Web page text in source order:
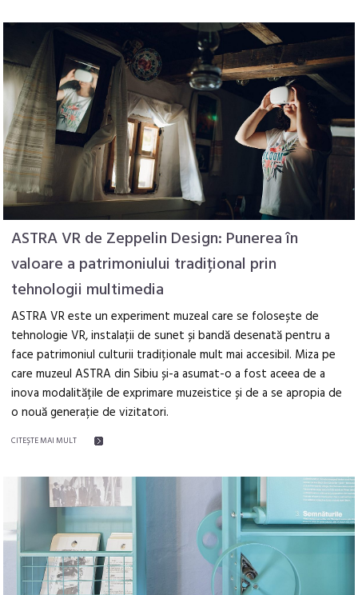
ASTRA VR de Zeppelin Design: Punerea în
valoare a patrimoniului tradițional prin
tehnologii multimedia
ASTRA VR este un experiment muzeal care se folosește de
tehnologie VR, instalații de sunet și bandă desenată pentru a
face patrimoniul culturii tradiționale mult mai accesibil. Miza pe
care muzeul ASTRA din Sibiu și-a asumat-o a fost aceea de a
inova modalitățile de exprimare muzeistice și de a se apropia de
o nouă generație de vizitatori.
CITEŞTE MAI MULT